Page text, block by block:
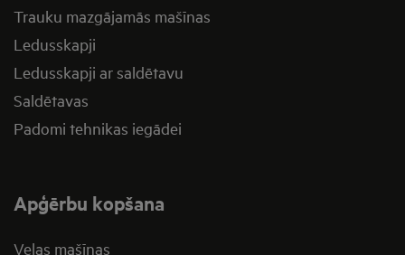
Trauku mazgājamās mašīnas
Ledusskapji
Ledusskapji ar saldētavu
Saldētavas
Padomi tehnikas iegādei
Apģērbu kopšana
Veļas mašīnas